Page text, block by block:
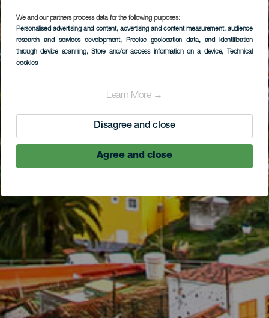
We and our partners process data for the following purposes:
Personalised advertising and content, advertising and content measurement, audience
research and services development, Precise geolocation data, and identification
through device scanning, Store and/or access information on a device, Technical
cookies
Learn More →
Disagree and close
Agree and close